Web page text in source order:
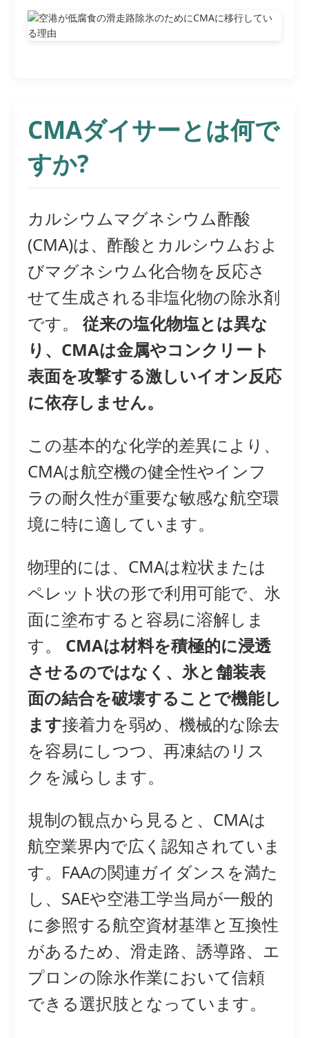
CMAダイサーとは何で
すか?
カルシウムマグネシウム酢酸
(CMA)は、酢酸とカルシウムおよ
びマグネシウム化合物を反応さ
せて生成される非塩化物の除氷剤
です。 従来の塩化物塩とは異な
り、CMAは金属やコンクリート
表面を攻撃する激しいイオン反応
に依存しません。
この基本的な化学的差異により、
CMAは航空機の健全性やインフ
ラの耐久性が重要な敏感な航空環
境に特に適しています。
物理的には、CMAは粒状または
ペレット状の形で利用可能で、氷
面に塗布すると容易に溶解しま
す。 CMAは材料を積極的に浸透
させるのではなく、氷と舗装表
面の結合を破壊することで機能し
ます接着力を弱め、機械的な除去
を容易にしつつ、再凍結のリス
クを減らします。
規制の観点から見ると、CMAは
航空業界内で広く認知されていま
す。FAAの関連ガイダンスを満た
し、SAEや空港工学当局が一般的
に参照する航空資材基準と互換性
があるため、滑走路、誘導路、エ
プロンの除氷作業において信頼
できる選択肢となっています。